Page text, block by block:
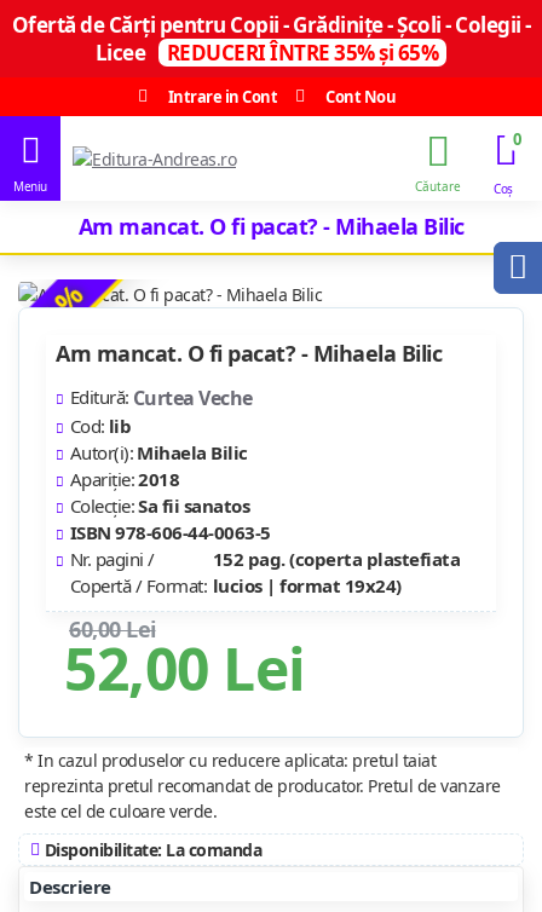
Ofertă de Cărți pentru Copii - Grădinițe - Școli - Colegii -
Licee
REDUCERI ÎNTRE 35% și 65%
Intrare in Cont
Cont Nou
0
Am mancat. O fi pacat? - Mihaela Bilic
-13 %
52,00 Lei
60,00 Lei
Am mancat. O fi pacat? - Mihaela Bilic
Editură: Curtea Veche
Cod: lib
Autor(i): Mihaela Bilic
Apariție:2018
Colecție:Sa fii sanatos
ISBN 978-606-44-0063-5
Nr. pagini /
Copertă / Format:
152 pag. (coperta plastefiata
lucios | format 19x24)
* In cazul produselor cu reducere aplicata: pretul taiat
reprezinta pretul recomandat de producator. Pretul de vanzare
este cel de culoare verde.
Disponibilitate: La comanda
Descriere